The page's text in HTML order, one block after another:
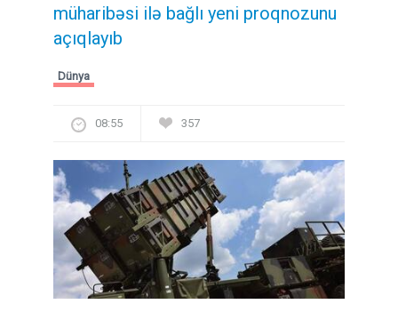
müharibəsi ilə bağlı yeni proqnozunu
açıqlayıb
Dünya
08:55 357